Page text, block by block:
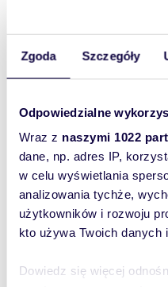
Zgoda Szczegóły
Odpowiedzialne
Wraz z naszymi 1022
dane, np. adres IP,
w celu wyświetlania
analizowania tychże,
użytkowników i rozwoju
kto używa Twoich danych
Dowiedz się więcej
WYRÓŻNIONE